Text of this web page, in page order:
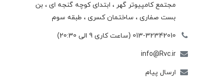
مجتمع كامپيوتر گهر ، ابتدای كوچه گنجه ای ، بن
بست صفاری ، ساختمان كسری ، طبقه سوم
013-32342010 (ساعت کاری 9 الی 20:30)
info@Rvc.ir
ارسال پیام